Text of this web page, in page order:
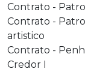
Contrato -
Contrato -
artistico
Contrato -
Credor I